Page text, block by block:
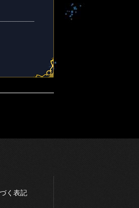
く表記